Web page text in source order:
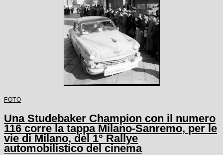
FOTO
Una Studebaker Champion con il numero
116 corre la tappa Milano-Sanremo, per le
vie di Milano, del 1° Rallye
automobilistico del cinema